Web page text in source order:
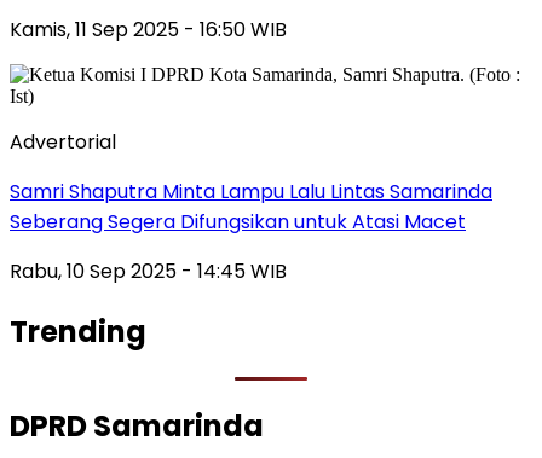
Kamis, 11 Sep 2025 - 16:50 WIB
Advertorial
Samri Shaputra Minta Lampu Lalu Lintas Samarinda
Seberang Segera Difungsikan untuk Atasi Macet
Rabu, 10 Sep 2025 - 14:45 WIB
Trending
DPRD Samarinda